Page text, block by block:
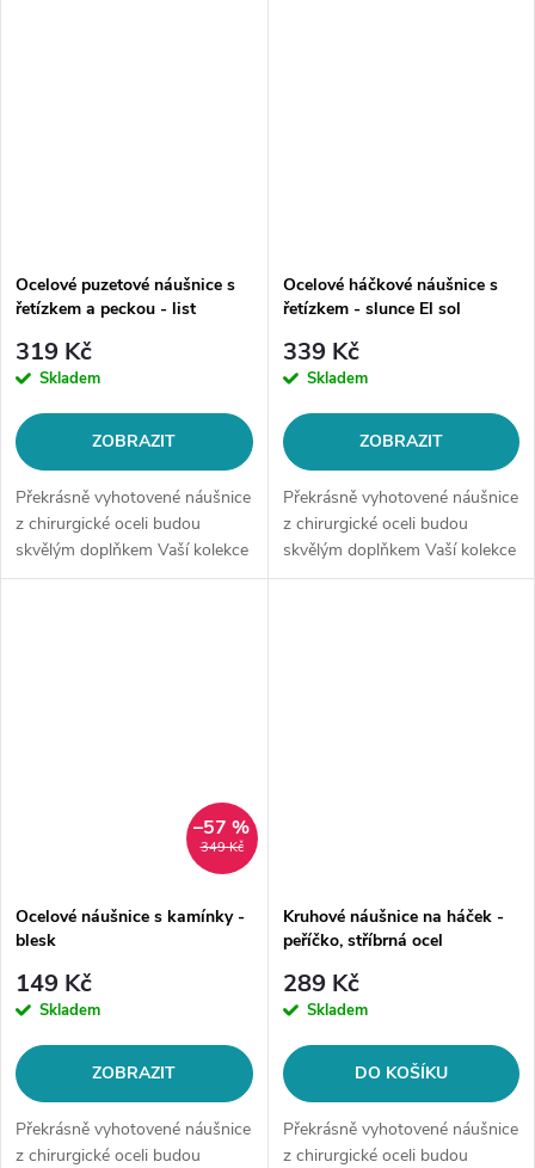
Ocelové puzetové náušnice s
řetízkem a peckou - list
319 Kč
Skladem
ZOBRAZIT
Překrásně vyhotovené náušnice
z chirurgické oceli budou
skvělým doplňkem Vaší kolekce
šperků. Materiál: chirurgická
Ocelové háčkové náušnice s
řetízkem - slunce El sol
339 Kč
Skladem
ZOBRAZIT
Překrásně vyhotovené náušnice
z chirurgické oceli budou
skvělým doplňkem Vaší kolekce
šperků. Materiál: chirurgická
349 Kč
–57 %
Ocelové náušnice s kamínky -
blesk
149 Kč
Skladem
ZOBRAZIT
Překrásně vyhotovené náušnice
z chirurgické oceli budou
Kruhové náušnice na háček -
peříčko, stříbrná ocel
289 Kč
Skladem
DO KOŠÍKU
Překrásně vyhotovené náušnice
z chirurgické oceli budou